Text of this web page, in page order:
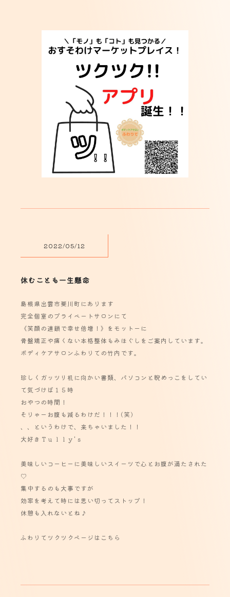
2022/05/12
休むことも一生懸命
島根県出雲市斐川町にあります
完全個室のプライベートサロンにて
《笑顔の連鎖で幸せ倍増！》をモットーに
骨盤矯正や痛くない本格整体もみほぐしをご案内しています。
ボディケアサロンふわりての竹内です。
珍しくガッツリ机に向かい書類、パソコンと睨めっこをしてい
て気づけば１５時
おやつの時間！
そりゃーお腹も減るわけだ！！！(笑)
、、というわけで、来ちゃいました！！
大好きＴｕｌｌｙ'ｓ
美味しいコーヒーに美味しいスイーツで心とお腹が満たされた
♡
集中するのも大事ですが
効率を考えて時には思い切ってストップ！
休憩も入れないとね♪
ふわりてツクツクページはこちら